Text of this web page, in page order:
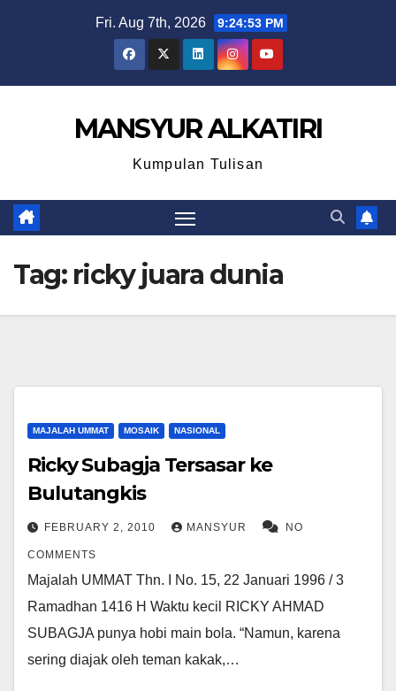
Fri. Aug 7th, 2026 9:24:53 PM
MANSYUR ALKATIRI
Kumpulan Tulisan
Tag: ricky juara dunia
MAJALAH UMMAT MOSAIK NASIONAL
Ricky Subagja Tersasar ke
Bulutangkis
FEBRUARY 2, 2010 MANSYUR NO
COMMENTS
Majalah UMMAT Thn. I No. 15, 22 Januari 1996 / 3
Ramadhan 1416 H Waktu kecil RICKY AHMAD
SUBAGJA punya hobi main bola. “Namun, karena
sering diajak oleh teman kakak,…